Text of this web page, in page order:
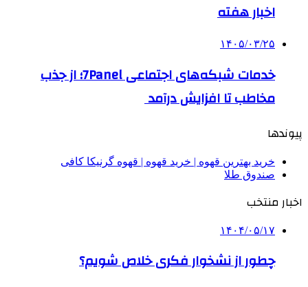
اخبار هفته
۱۴۰۵/۰۳/۲۵
خدمات شبکه‌های اجتماعی 7Panel؛ از جذب
مخاطب تا افزایش درآمد
پیوندها
خرید بهترین قهوه | خرید قهوه | قهوه گرنیکا کافی
صندوق طلا
اخبار منتخب
۱۴۰۴/۰۵/۱۷
چطور از نشخوار فکری خلاص شویم؟